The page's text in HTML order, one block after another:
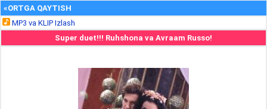
«ORTGA QAYTISH
MP3 va KLIP Izlash
Super duet!!! Ruhshona va Avraam Russo!